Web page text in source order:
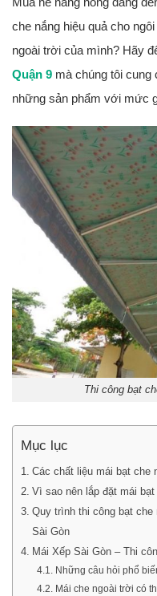
che nắng hiệu quả cho
ngoài trời của mình? Hãy
Quận 9 mà chúng tôi cung
những sản phẩm với mức
Thi công bạt
Mục lục
Các chất liệu mái bạt che
Vì sao nên lắp đặt mái
Quy trình thi công bạt
Sài Gòn
Mái Xếp Sài Gòn – Thi
Những câu hỏi phổ
Mái che ngoài trời có